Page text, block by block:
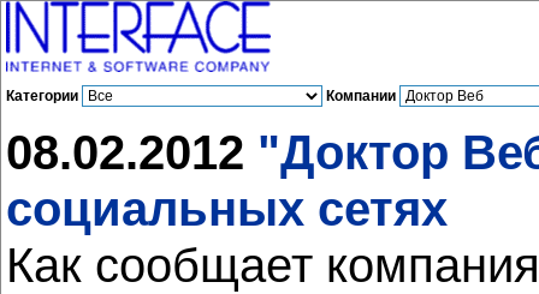
Категории Компании
08.02.2012 "Доктор
социальных сетях
Как сообщает